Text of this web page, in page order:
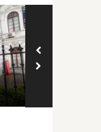
SANATATE
lansează Centrul
Patolo ...